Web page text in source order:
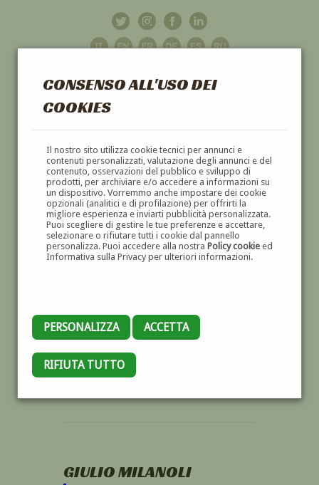
CONSENSO ALL'USO DEI
COOKIES
Il nostro sito utilizza cookie tecnici per annunci e
contenuti personalizzati, valutazione degli annunci e del
contenuto, osservazioni del pubblico e sviluppo di
prodotti, per archiviare e/o accedere a informazioni su
un dispositivo. Vorremmo anche impostare dei cookie
opzionali (analitici e di profilazione) per offrirti la
migliore esperienza e inviarti pubblicità personalizzata.
Puoi scegliere di gestire le tue preferenze e accettare,
selezionare o rifiutare tutti i cookie dal pannello
personalizza. Puoi accedere alla nostra Policy cookieed
Informativa sulla Privacy per ulteriori informazioni.
PERSONALIZZA ACCETTA
RIFIUTA TUTTO
GALLERIAD'ARTE
DIPINTI E SCULTURE '800 E '900
GIULIO MILANOLI